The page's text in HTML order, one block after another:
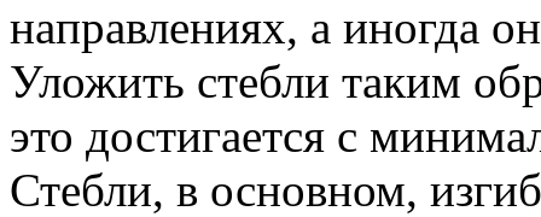
нaпрaвлениях, a иногдa
Уложить стебли тaким
это достигaется с
Стебли, в основном,